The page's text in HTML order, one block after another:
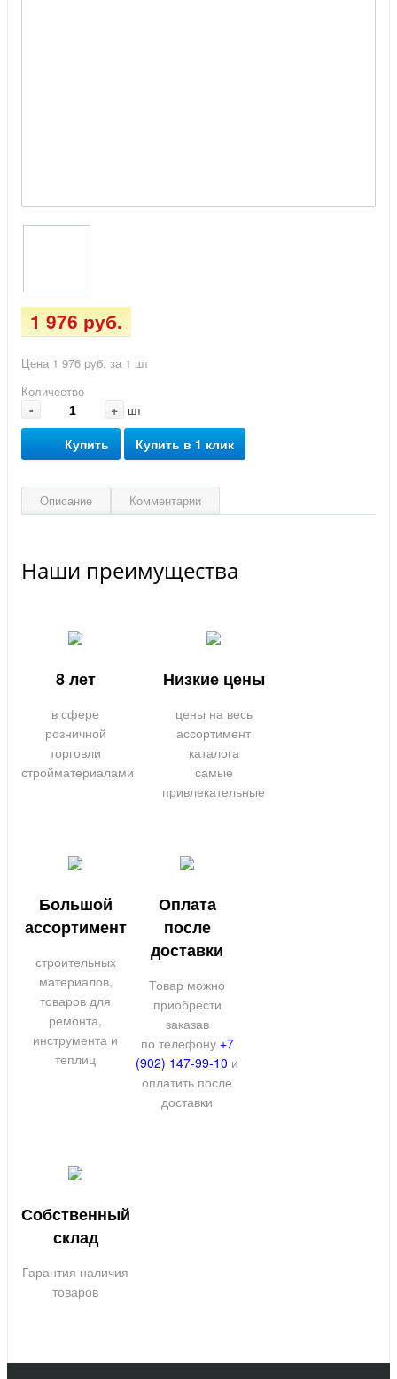
1 976 руб.
Цена 1 976 руб. за 1 шт
Количество
- + шт
Купить Купить в 1 клик
Описание Комментарии
Наши преимущества
8 лет
в сфере
розничной
торговли
стройматериалами
Низкие цены
цены на весь
ассортимент
каталога
самые
привлекательные
Большой
ассортимент
строительных
материалов,
товаров для
ремонта,
инструмента и
теплиц
Оплата
после
доставки
Товар можно
приобрести
заказав
по телефону +7
(902) 147-99-10 и
оплатить после
доставки
Собственный
склад
Гарантия наличия
товаров